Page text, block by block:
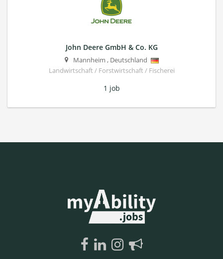
John Deere GmbH & Co. KG
Mannheim , Deutschland
Landwirtschaft / Forstwirtschaft / Fischerei
1 job